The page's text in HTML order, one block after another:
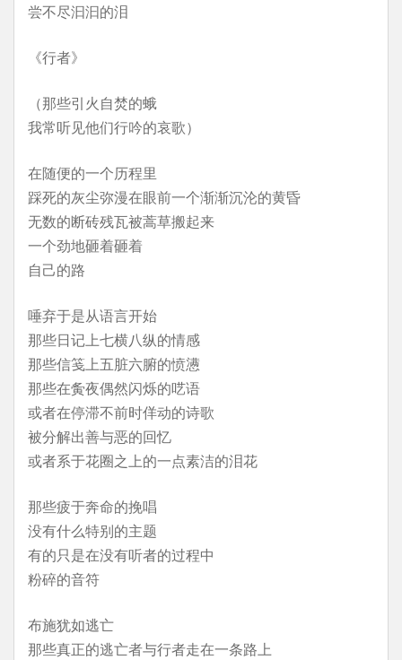
尝不尽汩汩的泪
《行者》
（那些引火自焚的蛾
我常听见他们行吟的哀歌）
在随便的一个历程里
踩死的灰尘弥漫在眼前一个渐渐沉沦的黄昏
无数的断砖残瓦被蒿草搬起来
一个劲地砸着砸着
自己的路
唾弃于是从语言开始
那些日记上七横八纵的情感
那些信笺上五脏六腑的愤懑
那些在夤夜偶然闪烁的呓语
或者在停滞不前时佯动的诗歌
被分解出善与恶的回忆
或者系于花圈之上的一点素洁的泪花
那些疲于奔命的挽唱
没有什么特别的主题
有的只是在没有听者的过程中
粉碎的音符
布施犹如逃亡
那些真正的逃亡者与行者走在一条路上